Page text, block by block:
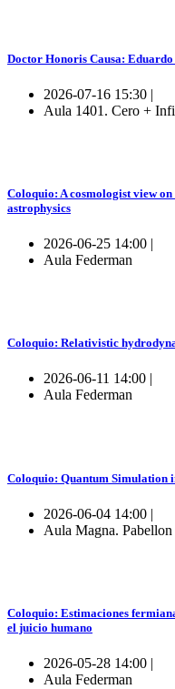
Doctor Honoris Causa:
2026-07-16 15:30 |
Aula 1401. Cero +
Coloquio: A cosmologist view
astrophysics
2026-06-25 14:00 |
Aula Federman
Coloquio: Relativistic
2026-06-11 14:00 |
Aula Federman
Coloquio: Quantum Simulation
2026-06-04 14:00 |
Aula Magna. Pabellon
Coloquio: Estimaciones
el juicio humano
2026-05-28 14:00 |
Aula Federman